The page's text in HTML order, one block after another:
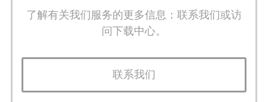
了解有关我们服务的更多信息：联系我们或访
问下载中心。
联系我们